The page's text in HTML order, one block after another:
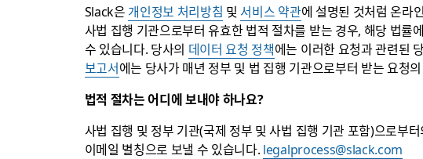
Slack은 개인정보 처리방침 및 서비스 약관에 설명된 것처럼 온라
사법 집행 기관으로부터 유효한 법적 절차를 받는 경우, 해당 법률
수 있습니다. 당사의 데이터 요청 정책에는 이러한 요청과 관련된
보고서에는 당사가 매년 정부 및 법 집행 기관으로부터 받는 요청
법적 절차는 어디에 보내야 하나요?
사법 집행 및 정부 기관(국제 정부 및 사법 집행 기관 포함)으로부
이메일 별칭으로 보낼 수 있습니다. legalprocess@slack.com